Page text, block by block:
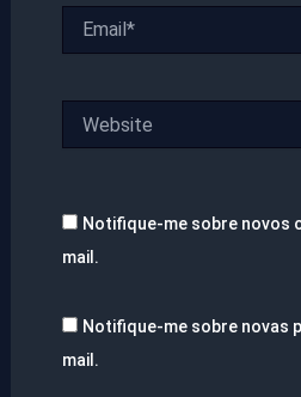
Notifique-me sobre novos
mail.
Notifique-me sobre novas
mail.